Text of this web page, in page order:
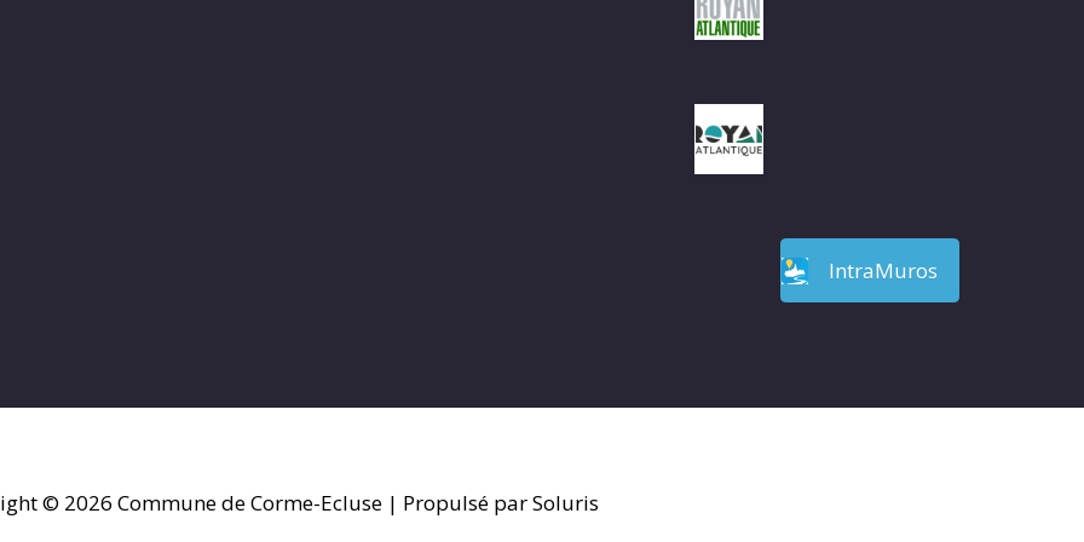
IntraMuros
© 2026 Commune de Corme-Ecluse | Propulsé par Soluris